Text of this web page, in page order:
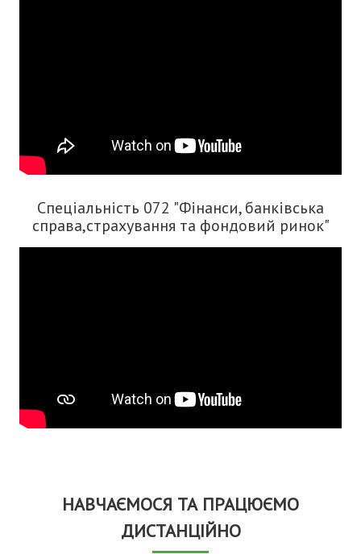
Спеціальність 072 "Фінанси, банківська
справа,страхування та фондовий ринок"
НАВЧАЄМОСЯ ТА ПРАЦЮЄМО
ДИСТАНЦІЙНО